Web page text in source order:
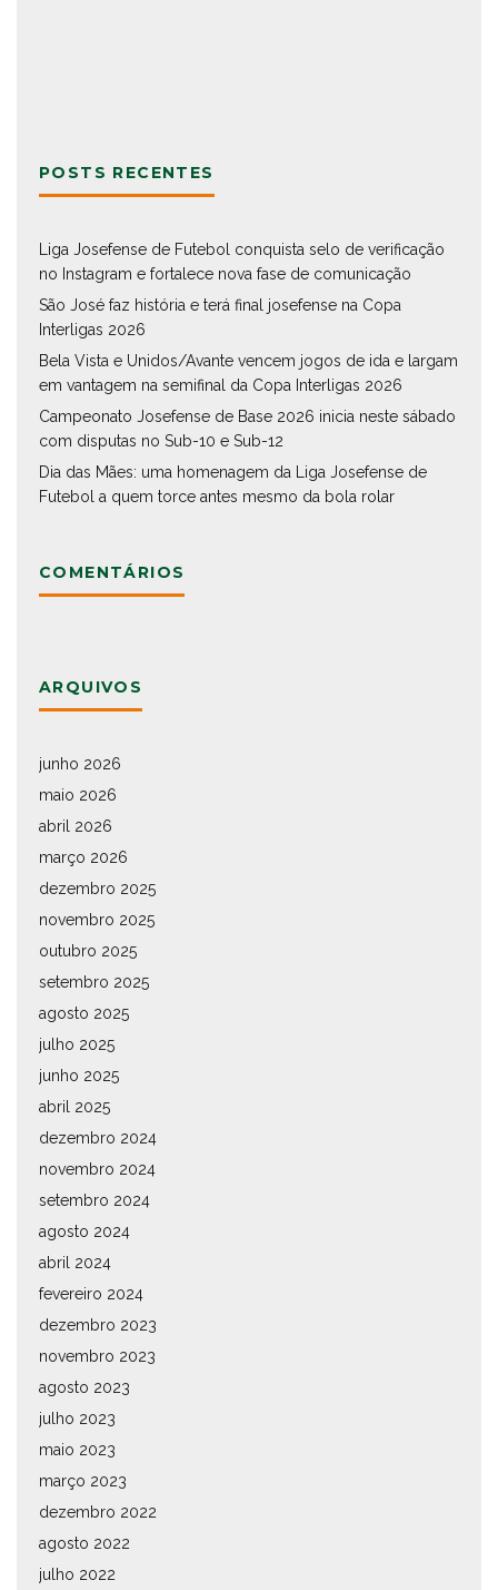
POSTS RECENTES
Liga Josefense de Futebol conquista selo de verificação
no Instagram e fortalece nova fase de comunicação
São José faz história e terá final josefense na Copa
Interligas 2026
Bela Vista e Unidos/Avante vencem jogos de ida e largam
em vantagem na semifinal da Copa Interligas 2026
Campeonato Josefense de Base 2026 inicia neste sábado
com disputas no Sub-10 e Sub-12
Dia das Mães: uma homenagem da Liga Josefense de
Futebol a quem torce antes mesmo da bola rolar
COMENTÁRIOS
ARQUIVOS
junho 2026
maio 2026
abril 2026
março 2026
dezembro 2025
novembro 2025
outubro 2025
setembro 2025
agosto 2025
julho 2025
junho 2025
abril 2025
dezembro 2024
novembro 2024
setembro 2024
agosto 2024
abril 2024
fevereiro 2024
dezembro 2023
novembro 2023
agosto 2023
julho 2023
maio 2023
março 2023
dezembro 2022
agosto 2022
julho 2022